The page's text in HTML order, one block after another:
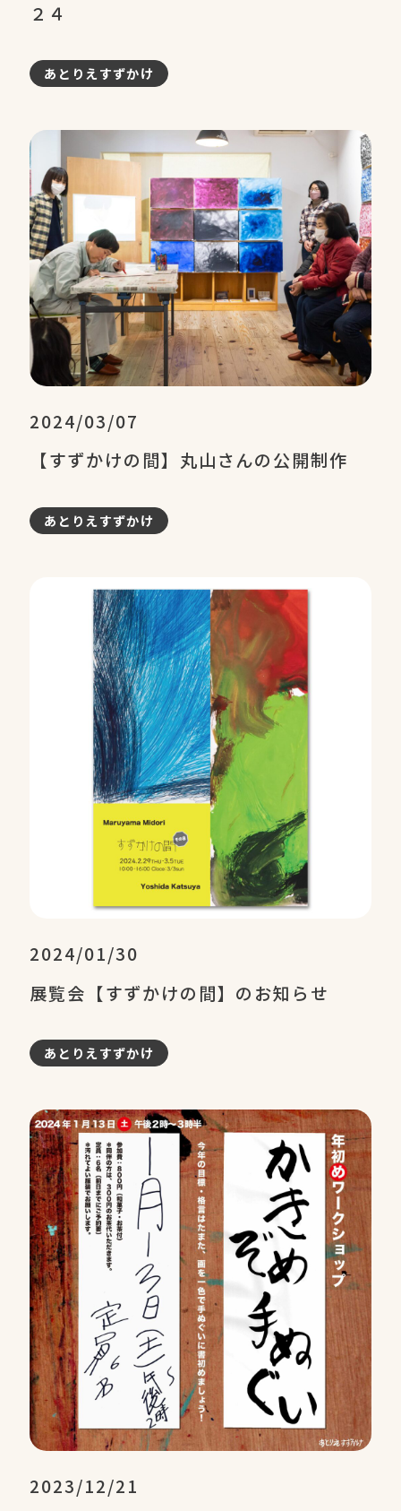
２４
あとりえすずかけ
2024/03/07
【すずかけの間】丸山さんの公開制作
あとりえすずかけ
2024/01/30
展覧会【すずかけの間】のお知らせ
あとりえすずかけ
2023/12/21